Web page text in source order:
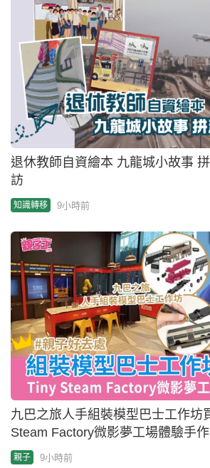
退休教師自資繪本 九龍城小故事
訪
知識轉移 9小時前
九巴之旅人手組裝模型巴士工作坊
Steam Factory微影夢工場體驗手
親子 9小時前